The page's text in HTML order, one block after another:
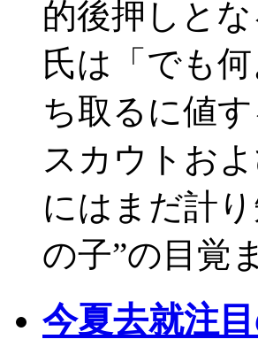
的後押しと
氏は「でも
ち取るに値
スカウトお
にはまだ計
の子”の目覚
今夏去就注